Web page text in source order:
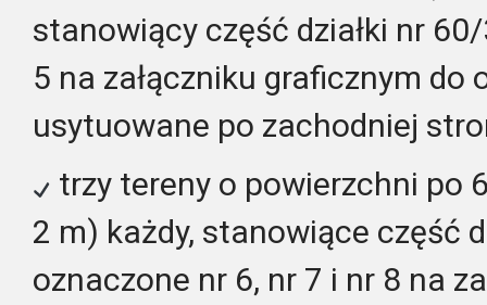
stanowiący część działki nr
5 na załączniku graficznym do
usytuowane po zachodniej
trzy tereny o powierzchni po
2 m) każdy, stanowiące część
oznaczone nr 6, nr 7 i nr 8 na